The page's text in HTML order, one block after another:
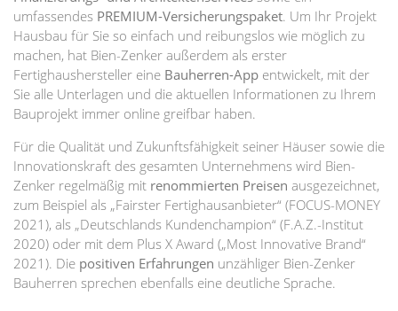
umfassendes PREMIUM-Versicherungspaket. Um Ihr Projekt
Hausbau für Sie so einfach und reibungslos wie möglich zu
machen, hat Bien-Zenker außerdem als erster
Fertighaushersteller eine Bauherren-App entwickelt, mit der
Sie alle Unterlagen und die aktuellen Informationen zu Ihrem
Bauprojekt immer online greifbar haben.
Für die Qualität und Zukunftsfähigkeit seiner Häuser sowie die
Innovationskraft des gesamten Unternehmens wird Bien-
Zenker regelmäßig mit renommierten Preisen ausgezeichnet,
zum Beispiel als „Fairster Fertighausanbieter“ (FOCUS-MONEY
2021), als „Deutschlands Kundenchampion“ (F.A.Z.-Institut
2020) oder mit dem Plus X Award („Most Innovative Brand“
2021). Die positiven Erfahrungen unzähliger Bien-Zenker
Bauherren sprechen ebenfalls eine deutliche Sprache.